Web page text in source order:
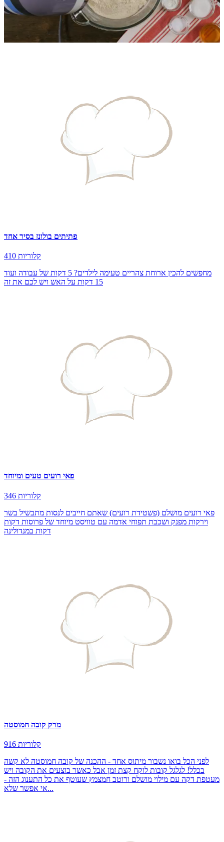
פתיתים בולונז בסיר אחד
410 קלוריות
מחפשים להכין ארוחת צהריים טעימה לילדים? 5 דקות של עבודה ועוד
15 דקות על האש ויש לכם את זה
פאי רועים טעים ומיוחד
346 קלוריות
פאי רועים מושלם (פשטידת רועים) שאתם חייבים לנסות מתבשיל בשר
וירקות מפנק ושכבת תפוחי אדמה עם טוויסט מיוחד של פרוסות דקות
דקות במנדולינה
מרק קובה חמוסטה
916 קלוריות
לפני הכל בואו נשבור מיתוס אחד - ההכנה של קובה חמוסטה לא קשה
בכלל! לגלגל קובות לוקח קצת זמן אבל כאשר בוצעים את הקובה ויש
מעטפת דקה עם מילוי מושלם ורוטב חמצמץ שעוטף את כל התענוג הזה -
אי אפשר שלא...